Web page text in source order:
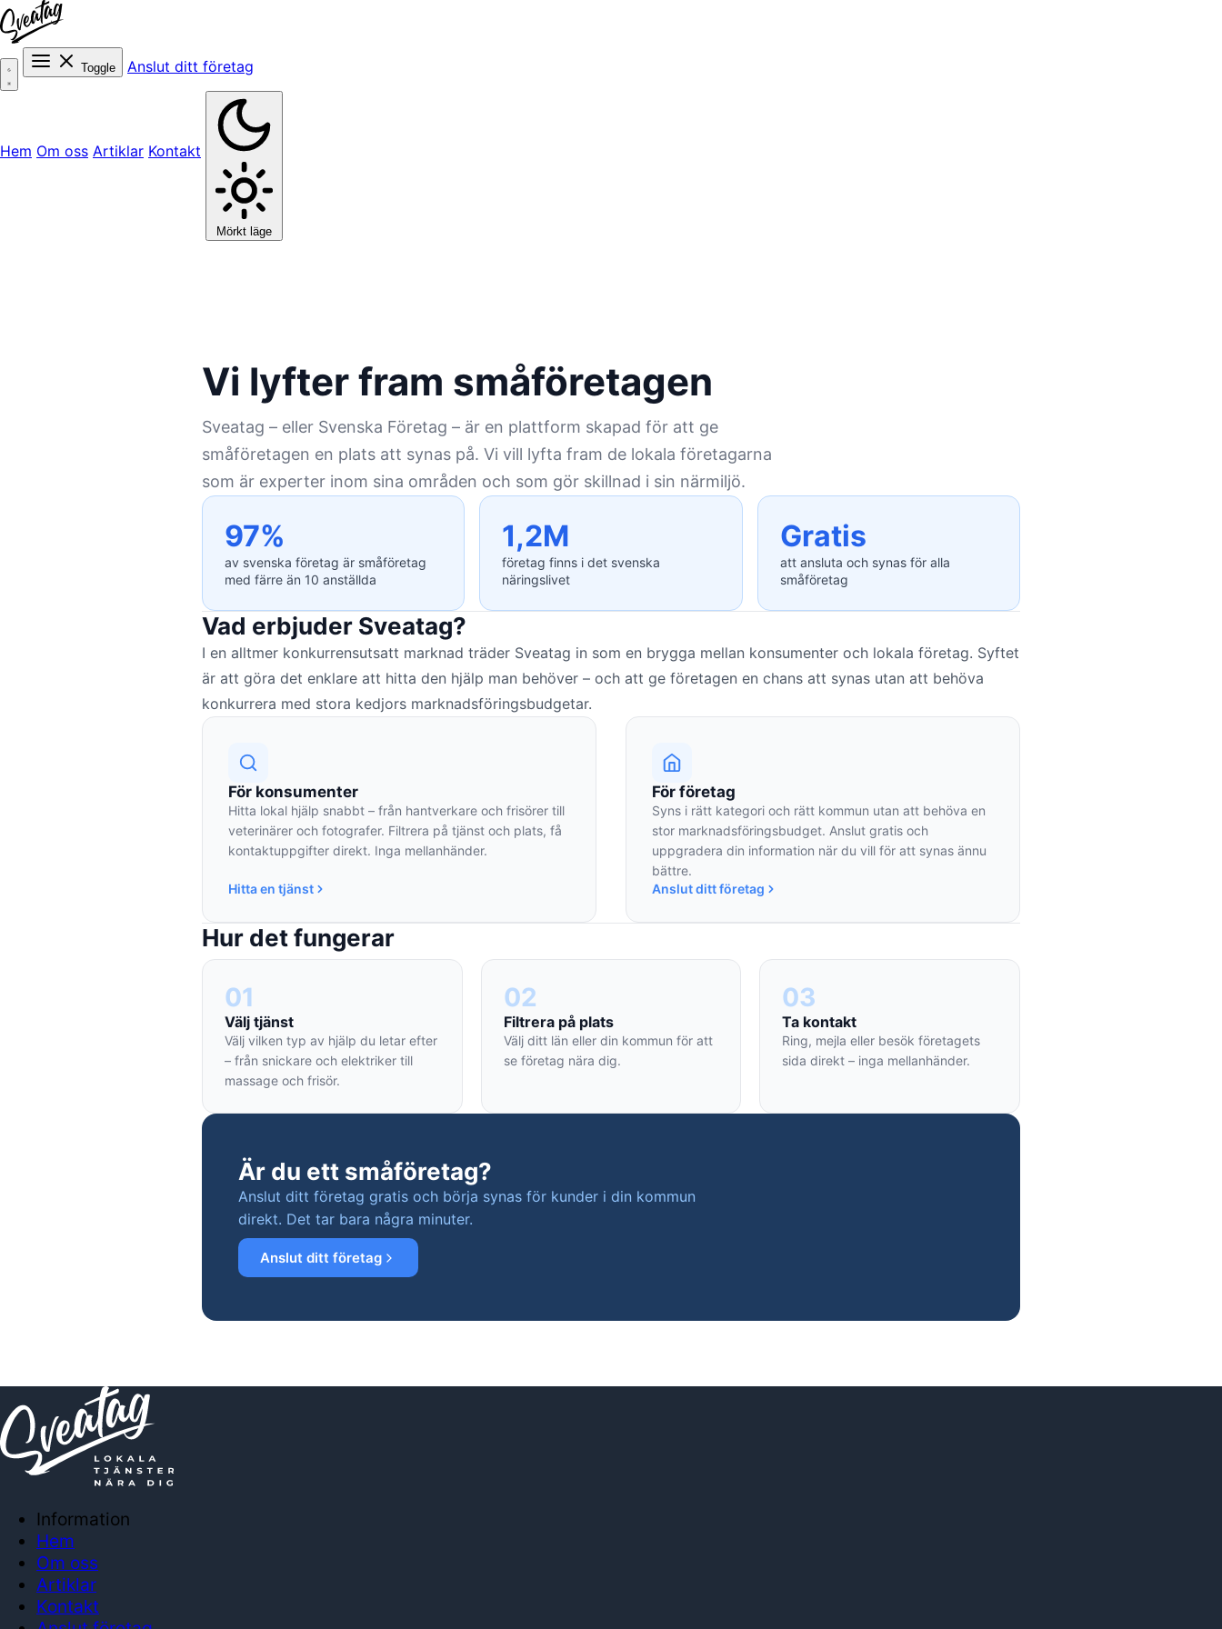
Toggle Anslut ditt företag
Hem Om oss Artiklar Kontakt
Mörkt läge
Vi lyfter fram småföretagen
Sveatag – eller Svenska Företag – är en plattform skapad för att ge
småföretagen en plats att synas på. Vi vill lyfta fram de lokala företagarna
som är experter inom sina områden och som gör skillnad i sin närmiljö.
97%
av svenska företag är småföretag
med färre än 10 anställda
1,2M
företag finns i det svenska
näringslivet
Gratis
att ansluta och synas för alla
småföretag
Vad erbjuder Sveatag?
I en alltmer konkurrensutsatt marknad träder Sveatag in som en brygga mellan konsumenter och lokala företag. Syftet
är att göra det enklare att hitta den hjälp man behöver – och att ge företagen en chans att synas utan att behöva
konkurrera med stora kedjors marknadsföringsbudgetar.
För konsumenter
Hitta lokal hjälp snabbt – från hantverkare och frisörer till
veterinärer och fotografer. Filtrera på tjänst och plats, få
kontaktuppgifter direkt. Inga mellanhänder.
Hitta en tjänst
För företag
Syns i rätt kategori och rätt kommun utan att behöva en
stor marknadsföringsbudget. Anslut gratis och
uppgradera din information när du vill för att synas ännu
bättre.
Anslut ditt företag
Hur det fungerar
01
Välj tjänst
Välj vilken typ av hjälp du letar efter
– från snickare och elektriker till
massage och frisör.
02
Filtrera på plats
Välj ditt län eller din kommun för att
se företag nära dig.
03
Ta kontakt
Ring, mejla eller besök företagets
sida direkt – inga mellanhänder.
Är du ett småföretag?
Anslut ditt företag gratis och börja synas för kunder i din kommun
direkt. Det tar bara några minuter.
Anslut ditt företag
Information
Hem
Om oss
Artiklar
Kontakt